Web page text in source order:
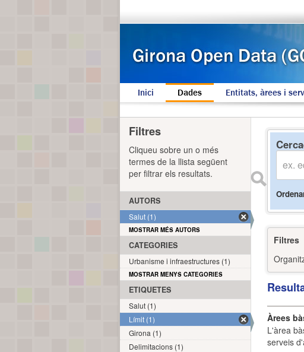
Inici Dades Entitats, àrees i
Filtres
Àrees
L'àrea
serveis
Filtres
Cliqueu sobre un o més
termes de la llista següent
per filtrar els resultats.
AUTORS
Salut (1)
MOSTRAR MÉS AUTORS
CATEGORIES
Urbanisme i infraestructures (1)
MOSTRAR MENYS CATEGORIES
ETIQUETES
Salut (1)
Límit (1)
Girona (1)
Delimitacions (1)